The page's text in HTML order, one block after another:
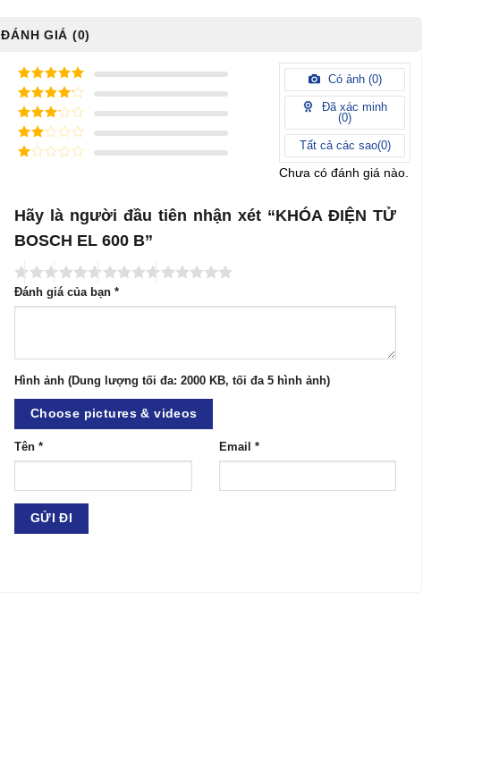
ĐÁNH GIÁ (0)
5/ 5 điểm
4/ 5
điểm
3/ 5
điểm
2/
điểm
Có ảnh (0)
Đã xác minh
(0)
Tất cả các sao(0)
Chưa có đánh giá nào.
Hãy là người đầu tiên nhận xét “KHÓA ĐIỆN TỬ
BOSCH EL 600 B”
Đánh giá của bạn*
Hình ảnh (Dung lượng tối đa: 2000 KB, tối đa 5 hình ảnh)
Choose pictures & videos
Tên* Email *